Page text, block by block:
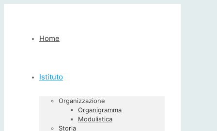
Home
Istituto
Organizzazione
Organigramma
Modulistica
Storia